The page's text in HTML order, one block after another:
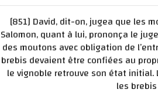
[851] David, dit-on, jugea que les
Salomon, quant à lui, prononça le
des moutons avec obligation de
brebis devaient être confiées au
le vignoble retrouve son état
les